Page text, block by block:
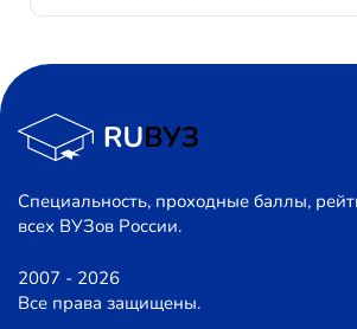
Специальность, проходные баллы,
всех ВУЗов России.
2007 - 2026
Все права защищены.